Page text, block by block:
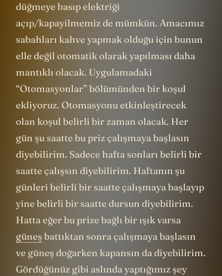
düğmeye basıp elektriği
açıp/kapayilmemiz de mümkün. Amacımız
sabahları kahve yapmak olduğu için bunun
elle değil otomatik olarak yapılması daha
mantıklı olacak. Uygulamadaki
“Otomasyonlar” bölümünden bir koşul
ekliyoruz. Otomasyonu etkinleştirecek
olan koşul belirli bir zaman olacak. Her
gün şu saatte bu priz çalışmaya başlasın
diyebilirim. Sadece hafta sonları belirli bir
saatte çalışsın diyebilirim. Haftanın şu
günleri belirli bir saatte çalışmaya başlayıp
yine belirli bir saatte dursun diyebilirim.
Hatta eğer bu prize bağlı bir ışık varsa
güneş battıktan sonra çalışmaya başlasın
ve güneş doğarken kapansın da diyebilirim.
Gördüğünüz gibi aslında yaptığımız şey